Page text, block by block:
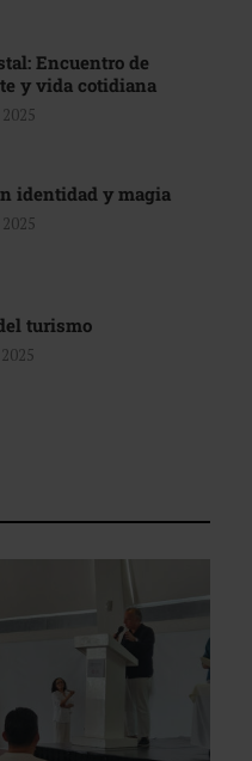
Encuentro de
y vida cotidiana
identidad y magia
turismo